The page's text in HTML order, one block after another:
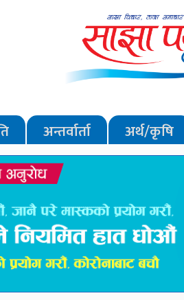
अन्तर्वार्ता अर्थ/कृषि